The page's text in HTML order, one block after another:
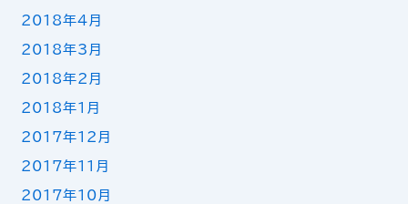
2018年4月
2018年3月
2018年2月
2018年1月
2017年12月
2017年11月
2017年10月